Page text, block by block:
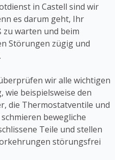
in Castell sind wir
es darum geht, Ihr
warten und beim
Störungen zügig und
wir alle wichtigen
beispielsweise den
die Thermostatventile und
bewegliche
Teile und stellen
störungsfrei